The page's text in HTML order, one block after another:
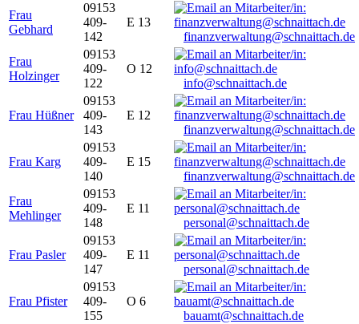
Frau
Gebhard
09153
409-
142
E 13
finanzverwaltung@schnaittach.de
Frau
Holzinger
09153
409-
122
O 12
info@schnaittach.de
Frau Hüßner
09153
409-
143
E 12
finanzverwaltung@schnaittach.de
Frau Karg
09153
409-
140
E 15
finanzverwaltung@schnaittach.de
Frau
Mehlinger
09153
409-
148
E 11
personal@schnaittach.de
Frau Pasler
09153
409-
147
E 11
personal@schnaittach.de
Frau Pfister
09153
409-
155
O 6
bauamt@schnaittach.de